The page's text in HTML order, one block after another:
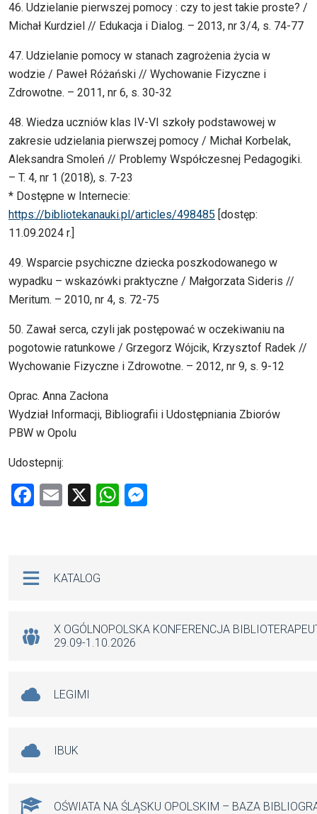
46. Udzielanie pierwszej pomocy : czy to jest takie proste? /
Michał Kurdziel // Edukacja i Dialog. – 2013, nr 3/4, s. 74-77
47. Udzielanie pomocy w stanach zagrożenia życia w
wodzie / Paweł Różański // Wychowanie Fizyczne i
Zdrowotne. – 2011, nr 6, s. 30-32
48. Wiedza uczniów klas IV-VI szkoły podstawowej w
zakresie udzielania pierwszej pomocy / Michał Korbelak,
Aleksandra Smoleń // Problemy Współczesnej Pedagogiki.
– T. 4, nr 1 (2018), s. 7-23
* Dostępne w Internecie:
https://bibliotekanauki.pl/articles/498485 [dostęp:
11.09.2024 r.]
49. Wsparcie psychiczne dziecka poszkodowanego w
wypadku – wskazówki praktyczne / Małgorzata Sideris //
Meritum. – 2010, nr 4, s. 72-75
50. Zawał serca, czyli jak postępować w oczekiwaniu na
pogotowie ratunkowe / Grzegorz Wójcik, Krzysztof Radek //
Wychowanie Fizyczne i Zdrowotne. – 2012, nr 9, s. 9-12
Oprac. Anna Zacłona
Wydział Informacji, Bibliografii i Udostępniania Zbiorów
PBW w Opolu
Udostepnij:
F
o
k
E
X
W
p
KATALOG
X OGÓLNOPOLSKA KONFERENCJA
29.09-1.10.2026
LEGIMI
IBUK
OŚWIATA NA ŚLĄSKU OPOLSKIM – BAZA